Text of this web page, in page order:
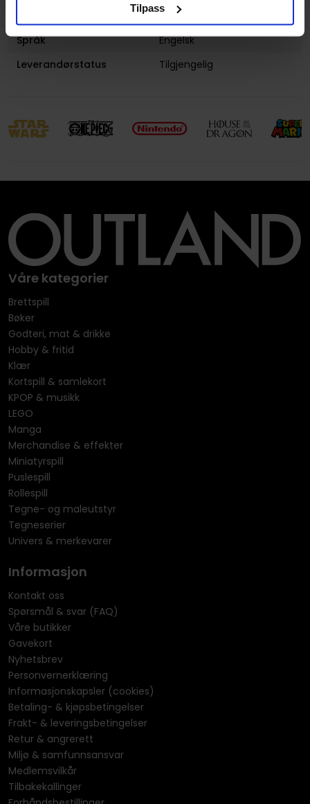
Tilpass
Paperback
Språk
Engelsk
Leverandørstatus
Tilgjengelig
Våre kategorier
Brettspill
Bøker
Godteri, mat & drikke
Hobby & fritid
Klær
Kortspill & samlekort
KPOP & musikk
LEGO
Manga
Merchandise & effekter
Miniatyrspill
Puslespill
Rollespill
Tegne- og maleutstyr
Tegneserier
Univers & merkevarer
Informasjon
Kontakt oss
Spørsmål & svar (FAQ)
Våre butikker
Gavekort
Nyhetsbrev
Personvernerklæring
Informasjonskapsler (cookies)
Betaling- & kjøpsbetingelser
Frakt- & leveringsbetingelser
Retur & angrerett
Miljø & samfunnsansvar
Medlemsvilkår
Tilbakekallinger